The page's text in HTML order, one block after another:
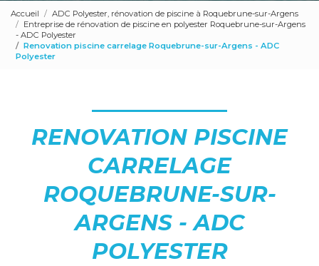
Accueil
ADC Polyester, rénovation de piscine à Roquebrune-sur-Argens
Entreprise de rénovation de piscine en polyester Roquebrune-sur-Argens
- ADC Polyester
Renovation piscine carrelage Roquebrune-sur-Argens - ADC
Polyester
RENOVATION PISCINE
CARRELAGE
ROQUEBRUNE-SUR-
ARGENS - ADC
POLYESTER